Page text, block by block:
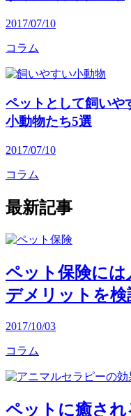
2017/07/10
コラム
ペットとして飼いや
小動物たち5選
2017/07/10
コラム
最新記事
ペット保険には
デメリットを検
2017/10/03
コラム
ペットに癒さ